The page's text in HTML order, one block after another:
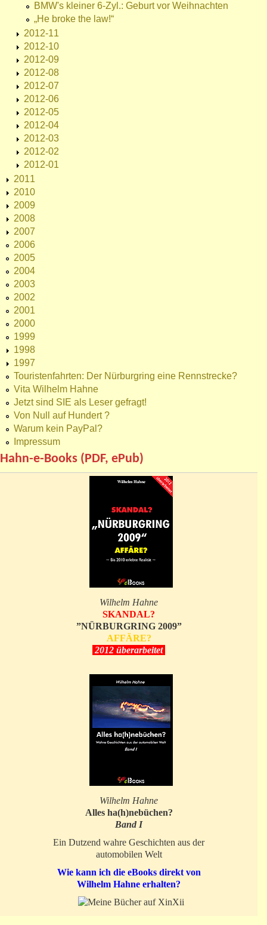
BMW's kleiner 6-Zyl.: Geburt vor Weihnachten
„He broke the law!“
2012-11
2012-10
2012-09
2012-08
2012-07
2012-06
2012-05
2012-04
2012-03
2012-02
2012-01
2011
2010
2009
2008
2007
2006
2005
2004
2003
2002
2001
2000
1999
1998
1997
Touristenfahrten: Der Nürburgring eine Rennstrecke?
Vita Wilhelm Hahne
Jetzt sind SIE als Leser gefragt!
Von Null auf Hundert ?
Warum kein PayPal?
Impressum
Hahn-e-Books (PDF, ePub)
Wilhelm Hahne
SKANDAL?
”NÜRBURGRING 2009”
AFFÄRE?
2012 überarbeitet
Wilhelm Hahne
Alles ha(h)nebüchen?
Band I
Ein Dutzend wahre Geschichten aus der
automobilen Welt
Wie kann ich die eBooks direkt von
Wilhelm Hahne erhalten?